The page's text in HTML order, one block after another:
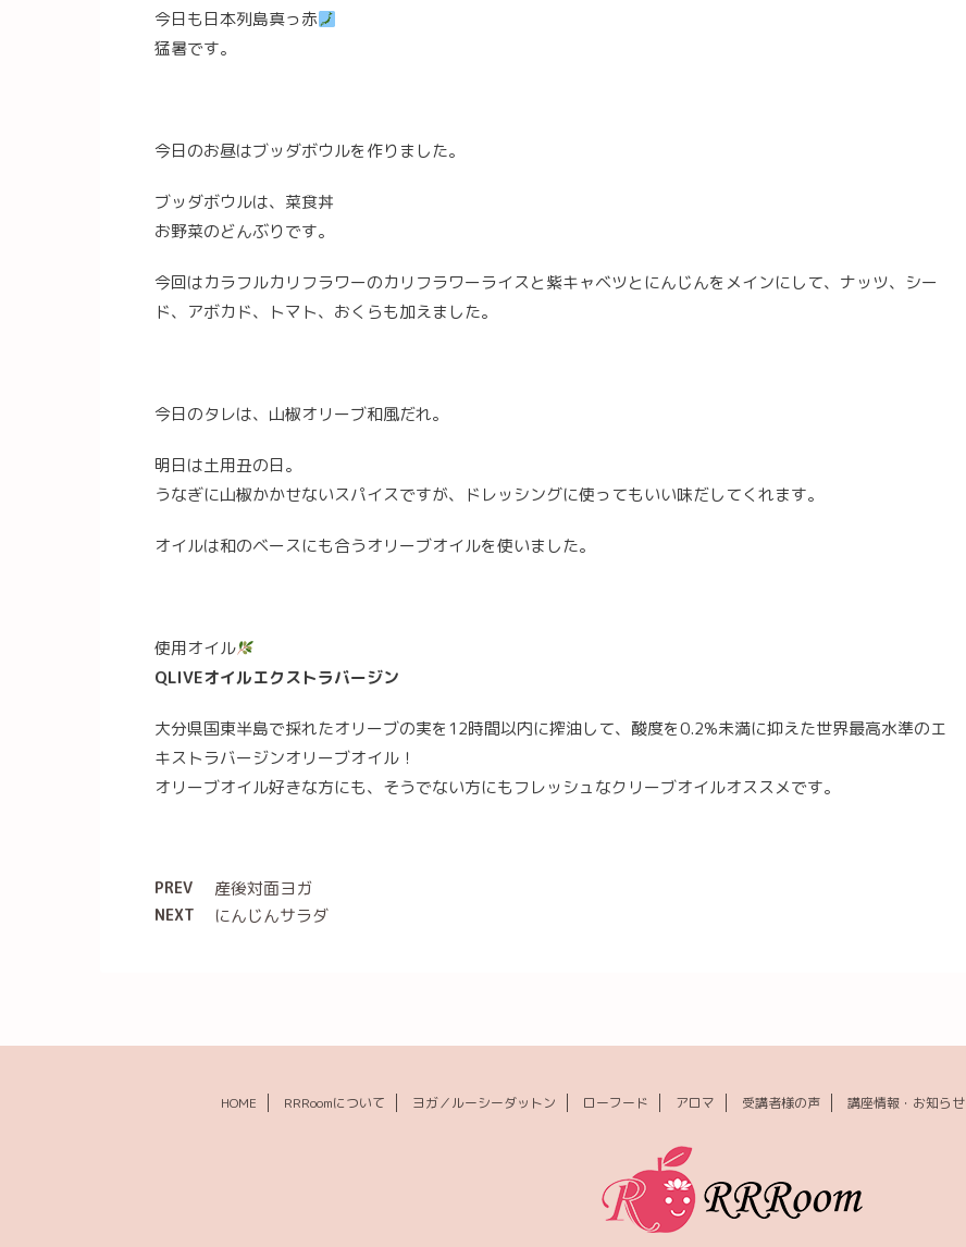
今日も日本列島真っ赤
猛暑です。
今日のお昼はブッダボウルを作りました。
ブッダボウルは、菜食丼
お野菜のどんぶりです。
今回はカラフルカリフラワーのカリフラワーライスと紫キャベツとにんじんをメインにして、ナッツ、シー
ド、アボカド、トマト、おくらも加えました。
今日のタレは、山椒オリーブ和風だれ。
明日は土用丑の日。
うなぎに山椒かかせないスパイスですが、ドレッシングに使ってもいい味だしてくれます。
オイルは和のベースにも合うオリーブオイルを使いました。
使用オイル
QLIVEオイルエクストラバージン
大分県国東半島で採れたオリーブの実を12時間以内に搾油して、酸度を0.2%未満に抑えた世界最高水準のエ
キストラバージンオリーブオイル！
オリーブオイル好きな方にも、そうでない方にもフレッシュなクリーブオイルオススメです。
PREV 産後対面ヨガ
NEXT にんじんサラダ
HOME RRRoomについて ヨガ／ルーシーダットン ローフード アロマ 受講者様の声 講座情報・お知らせ